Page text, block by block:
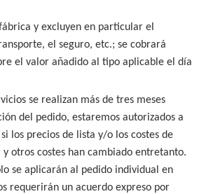
y excluyen en particular el
el seguro, etc.; se cobrará
el valor añadido al tipo aplicable el día
se realizan más de tres meses
del pedido, estaremos autorizados a
los precios de lista y/o los costes de
otros costes han cambiado entretanto.
se aplicarán al pedido individual en
requerirán un acuerdo expreso por